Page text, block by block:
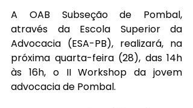
A OAB Subseção de Pombal,
através da Escola Superior da
Advocacia (ESA-PB), realizará, na
próxima quarta-feira (28), das 14h
às 16h, o II Workshop da jovem
advocacia de Pombal.